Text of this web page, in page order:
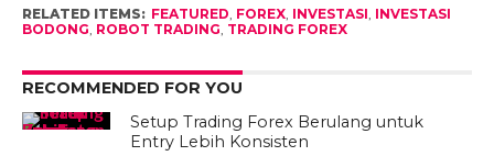
RELATED ITEMS: FEATURED, FOREX, INVESTASI, INVESTASI
BODONG, ROBOT TRADING, TRADING FOREX
RECOMMENDED FOR YOU
Setup Trading Forex Berulang untuk
Entry Lebih Konsisten